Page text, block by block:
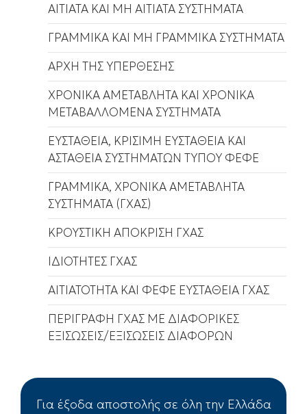
ΑΙΤΙΑΤΑ ΚΑΙ ΜΗ ΑΙΤΙΑΤΑ ΣΥΣΤΗΜΑΤΑ
ΓΡΑΜΜΙΚΑ ΚΑΙ ΜΗ ΓΡΑΜΜΙΚΑ ΣΥΣΤΗΜΑΤΑ
ΑΡΧΗ ΤΗΣ ΥΠΕΡΘΕΣΗΣ
ΧΡΟΝΙΚΑ ΑΜΕΤΑΒΛΗΤΑ ΚΑΙ ΧΡΟΝΙΚΑ
ΜΕΤΑΒΑΛΛΟΜΕΝΑ ΣΥΣΤΗΜΑΤΑ
ΕΥΣΤΑΘΕΙΑ, ΚΡΙΣΙΜΗ ΕΥΣΤΑΘΕΙΑ ΚΑΙ
ΑΣΤΑΘΕΙΑ ΣΥΣΤΗΜΑΤΩΝ ΤΥΠΟΥ ΦΕΦΕ
ΓΡΑΜΜΙΚΑ, ΧΡΟΝΙΚΑ ΑΜΕΤΑΒΛΗΤΑ
ΣΥΣΤΗΜΑΤΑ (ΓΧΑΣ)
ΚΡΟΥΣΤΙΚΗ ΑΠΟΚΡΙΣΗ ΓΧΑΣ
ΙΔΙΟΤΗΤΕΣ ΓΧΑΣ
ΑΙΤΙΑΤΟΤΗΤΑ ΚΑΙ ΦΕΦΕ ΕΥΣΤΑΘΕΙΑ ΓΧΑΣ
ΠΕΡΙΓΡΑΦΗ ΓΧΑΣ ΜΕ ΔΙΑΦΟΡΙΚΕΣ
ΕΞΙΣΩΣΕΙΣ/ΕΞΙΣΩΣΕΙΣ ΔΙΑΦΟΡΩΝ
Για έξοδα αποστολής σε όλη την Ελλάδα